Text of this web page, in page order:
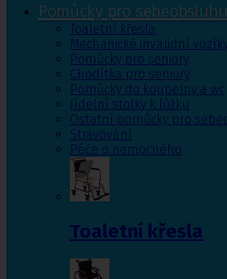
Pomůcky pro sebeobsluhu
Toaletní křesla
Mechanické invalidní
Pomůcky pro seniory
Chodítka pro seniory
Pomůcky do koupelny a wc
Jídelní stolky k lůžku
Ostatní pomůcky pro
Stravování
Péče o nemocného
Toaletní křesla